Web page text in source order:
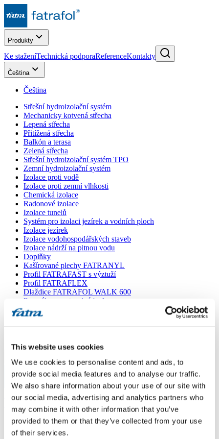
This website uses cookies
We use cookies to personalise content and ads, to
provide social media features and to analyse our traffic.
We also share information about your use of our site with
our social media, advertising and analytics partners who
may combine it with other information that you’ve
provided to them or that they’ve collected from your use
of their services.
Produkty
Ke staženíTechnická podporaReferenceKontakty
Čeština
Čeština
Střešní hydroizolační systém
Mechanicky kotvená střecha
Lepená střecha
Přitížená střecha
Balkón a terasa
Zelená střecha
Střešní hydroizolační systém TPO
Zemní hydroizolační systém
Izolace proti vodě
Izolace proti zemní vlhkosti
Chemická izolace
Radonové izolace
Izolace tunelů
Systém pro izolaci jezírek a vodních ploch
Izolace jezírek
Izolace vodohospodářských staveb
Izolace nádrží na pitnou vodu
Doplňky
Kašírované plechy FATRANYL
Profil FATRAFAST s výztuží
Profil FATRAFLEX
Dlaždice FATRAFOL WALK 600
Parozábrana a tepelná izolace
Ochranná geotextilie
Lepidla
Menu
Menu
Domů /
Dotaz 638
Dotaz 638